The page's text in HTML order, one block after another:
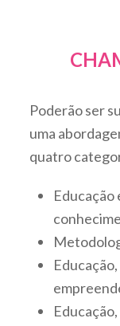
Poderão ser
uma
quatro
Educação